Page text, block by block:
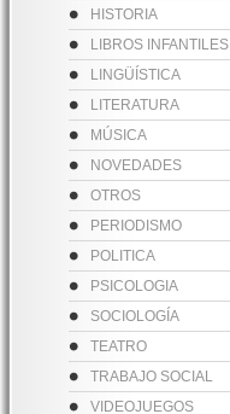
HISTORIA
LIBROS INFANTILES
LINGÜÍSTICA
LITERATURA
MÚSICA
NOVEDADES
OTROS
PERIODISMO
POLITICA
PSICOLOGIA
SOCIOLOGÍA
TEATRO
TRABAJO SOCIAL
VIDEOJUEGOS